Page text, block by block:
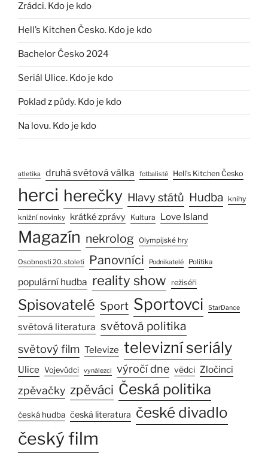
Zrádci. Kdo je kdo
Hell’s Kitchen Česko. Kdo je kdo
Bachelor Česko 2024
Seriál Ulice. Kdo je kdo
Poklad z půdy. Kdo je kdo
Na lovu. Kdo je kdo
atletika druhá světová válka fotbalisté Hell’s Kitchen Česko
herci herečky Hlavy států Hudba knihy
knižní novinky krátké zprávy Kultura Love Island
Magazín nekrolog Olympijské hry
Osobnosti 20. století Panovníci Podnikatelé Politika
populární hudba reality show režiséři
Spisovatelé Sport Sportovci StarDance
světová literatura světová politika
světový film Televize televizní seriály
Ulice Vojevůdci vynálezci výročí dne vědci Zločinci
zpěvačky zpěváci Česká politika
česká hudba česká literatura české divadlo
český film